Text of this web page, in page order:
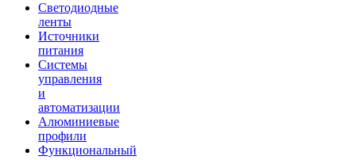
Светодиодные
ленты
Источники
питания
Системы
управления
и
автоматизации
Алюминиевые
профили
Функциональный